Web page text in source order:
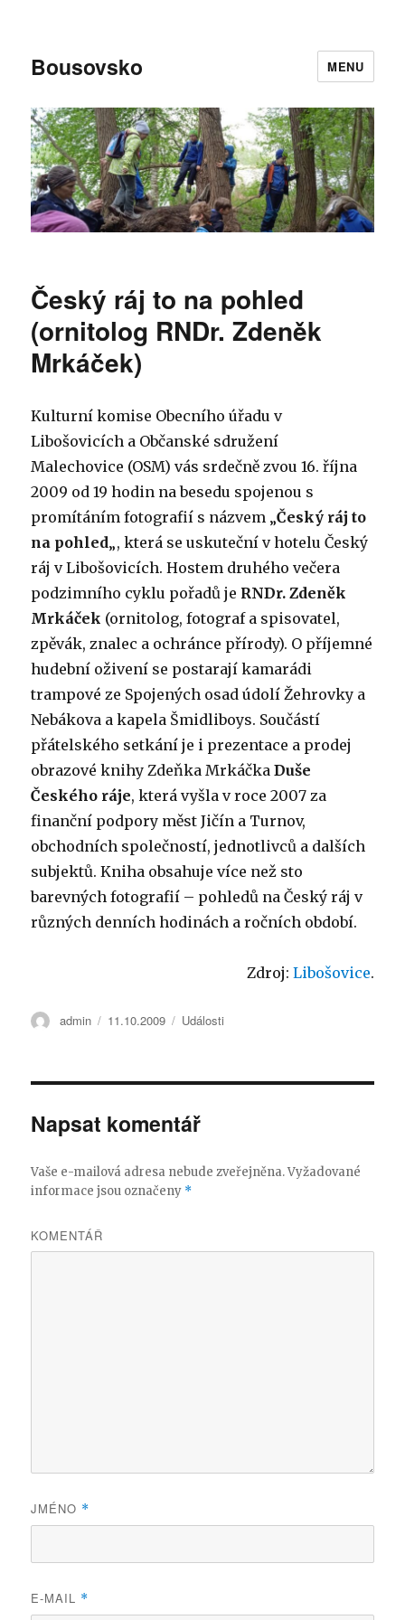
Bousovsko MENU
Český ráj to na pohled
(ornitolog RNDr. Zdeněk
Mrkáček)
Kulturní komise Obecního úřadu v
Libošovicích a Občanské sdružení
Malechovice (OSM) vás srdečně zvou 16. října
2009 od 19 hodin na besedu spojenou s
promítáním fotografií s názvem „Český ráj to
na pohled„, která se uskuteční v hotelu Český
ráj v Libošovicích. Hostem druhého večera
podzimního cyklu pořadů je RNDr. Zdeněk
Mrkáček (ornitolog, fotograf a spisovatel,
zpěvák, znalec a ochránce přírody). O příjemné
hudební oživení se postarají kamarádi
trampové ze Spojených osad údolí Žehrovky a
Nebákova a kapela Šmidliboys. Součástí
přátelského setkání je i prezentace a prodej
obrazové knihy Zdeňka MrkáčkaDuše
Českého ráje, která vyšla v roce 2007 za
finanční podpory měst Jičín a Turnov,
obchodních společností, jednotlivců a dalších
subjektů. Kniha obsahuje více než sto
barevných fotografií – pohledů na Český ráj v
různých denních hodinách a ročních období.
Zdroj: Libošovice.
Autor:
admin Publikováno:
11.10.2009 Rubriky:
Události
Napsat komentář
Vaše e-mailová adresa nebude zveřejněna.Vyžadované
informace jsou označeny *
KOMENTÁŘ
JMÉNO *
E-MAIL *